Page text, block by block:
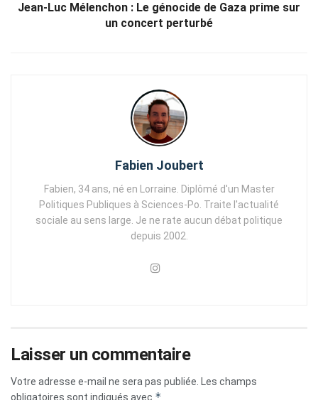
Jean-Luc Mélenchon : Le génocide de Gaza prime sur
un concert perturbé
Fabien Joubert
Fabien, 34 ans, né en Lorraine. Diplômé d'un Master
Politiques Publiques à Sciences-Po. Traite l'actualité
sociale au sens large. Je ne rate aucun débat politique
depuis 2002.
Laisser un commentaire
Votre adresse e-mail ne sera pas publiée. Les champs
obligatoires sont indiqués avec *